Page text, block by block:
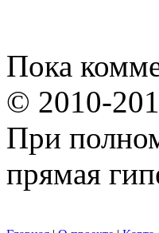
Пока
© 2010-
При
прямая